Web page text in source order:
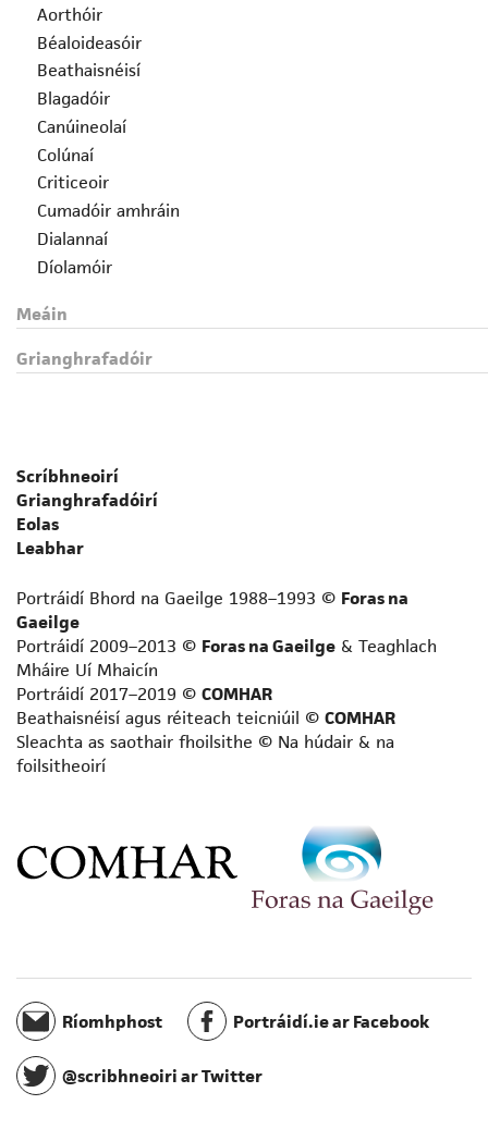
Aorthóir
Béaloideasóir
Beathaisnéisí
Blagadóir
Canúineolaí
Colúnaí
Criticeoir
Cumadóir amhráin
Dialannaí
Díolamóir
Eagarthóir
Fealsúnaí
File
Gramadóir
Iriseoir
Leabhrógaí
Léirmheastóir
Logainmneoir
Prós-scríbhneoir neamhfhicsin
Scríbhneoir acadúil
Scríbhneoir aistí
Scríbhneoir don aos óg
Scríbhneoir don raidió
Scríbhneoir eolaíochta
Scríbhneoir taistil
Staraí
Údar cuimhní cinn
Úrscéalaí
Úrscéalaí d’fhoghlaimeoirí fásta
Meáin
Grianghrafadóir
Scríbhneoirí
Grianghrafadóirí
Eolas
Leabhar
Portráidí Bhord na Gaeilge 1988–1993 © Foras na
Gaeilge
Portráidí 2009–2013 © Foras na Gaeilge & Teaghlach
Mháire Uí Mhaicín
Portráidí 2017–2019 © COMHAR
Beathaisnéisí agus réiteach teicniúil © COMHAR
Sleachta as saothair fhoilsithe © Na húdair & na
foilsitheoirí
Ríomhphost Portráidí.ie ar Facebook
@scribhneoiri ar Twitter